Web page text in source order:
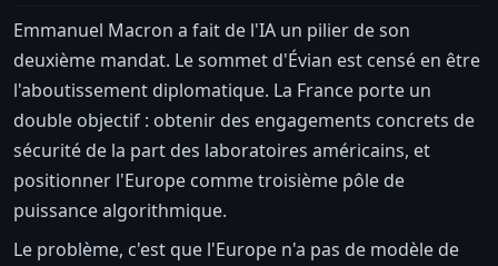
Emmanuel Macron a fait de l'IA un pilier de son
deuxième mandat. Le sommet d'Évian est censé en être
l'aboutissement diplomatique. La France porte un
double objectif : obtenir des engagements concrets de
sécurité de la part des laboratoires américains, et
positionner l'Europe comme troisième pôle de
puissance algorithmique.
Le problème, c'est que l'Europe n'a pas de modèle de